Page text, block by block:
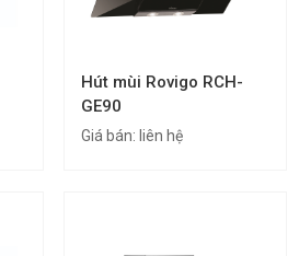
Hút mùi Rovigo RCH-
GE90
Giá bán: liên hệ